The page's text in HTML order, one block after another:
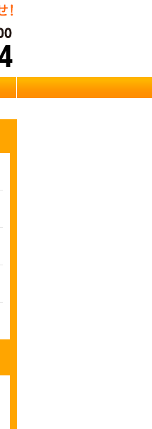
庫・洗濯機・エアコン・